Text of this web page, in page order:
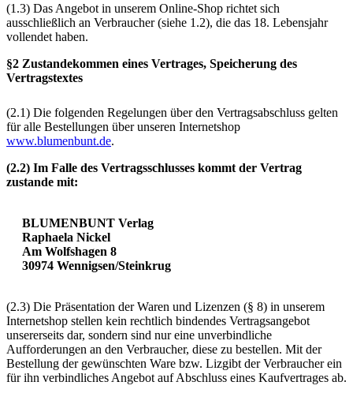
(1.3) Das Angebot in unserem Online-Shop richtet sich
ausschließlich an Verbraucher (siehe 1.2), die das 18. Lebensjahr
vollendet haben.
§2 Zustandekommen eines Vertrages, Speicherung des
Vertragstextes
(2.1) Die folgenden Regelungen über den Vertragsabschluss gelten
für alle Bestellungen über unseren Internetshop
www.blumenbunt.de.
(2.2) Im Falle des Vertragsschlusses kommt der Vertrag
zustande mit:
BLUMENBUNT Verlag
Raphaela Nickel
Am Wolfshagen 8
30974 Wennigsen/Steinkrug
(2.3) Die Präsentation der Waren und Lizenzen (§ 8) in unserem
Internetshop stellen kein rechtlich bindendes Vertragsangebot
unsererseits dar, sondern sind nur eine unverbindliche
Aufforderungen an den Verbraucher, diese zu bestellen. Mit der
Bestellung der gewünschten Ware bzw. Lizgibt der Verbraucher ein
für ihn verbindliches Angebot auf Abschluss eines Kaufvertrages ab.